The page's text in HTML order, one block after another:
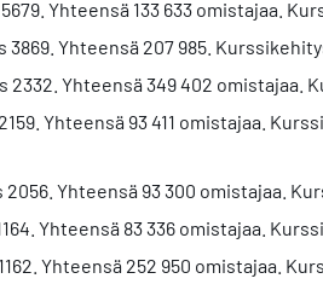
Yhteensä 133 633 omistajaa.
Yhteensä 207 985.
2332. Yhteensä 349 402 omistajaa.
Yhteensä 93 411 omistajaa.
Yhteensä 93 300 omistajaa.
Yhteensä 83 336 omistajaa.
Yhteensä 252 950 omistajaa.